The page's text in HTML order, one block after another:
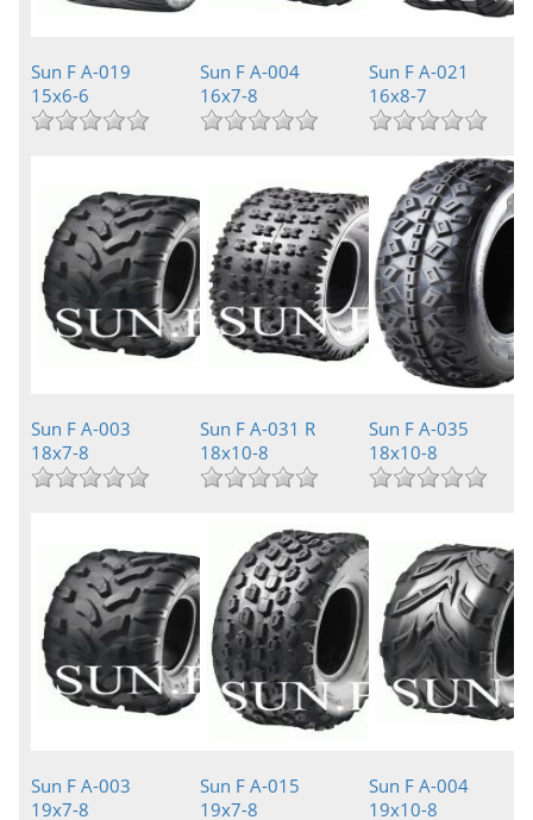
Sun F A-019
15x6-6
Sun F A-004
16x7-8
Sun F A-021
16x8-7
Sun F A-003
18x7-8
Sun F A-031 R
18x10-8
Sun F A-035
18x10-8
Sun F A-003
19x7-8
Sun F A-015
19x7-8
Sun F A-004
19x10-8